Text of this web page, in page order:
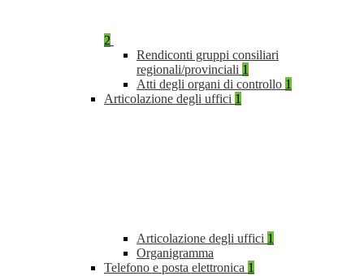
2
Rendiconti gruppi consiliari
regionali/provinciali 1
Atti degli organi di controllo 1
Articolazione degli uffici 1
Articolazione degli uffici 1
Organigramma
Telefono e posta elettronica 1